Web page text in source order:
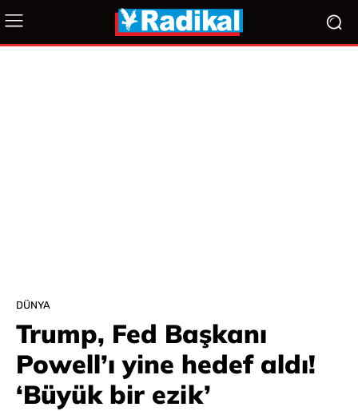
DÜNYA
Trump, Fed Başkanı
Powell’ı yine hedef aldı!
‘Büyük bir ezik’